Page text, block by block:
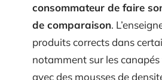
consommateur de faire
de comparaison.
produits corrects dans
notamment sur les
avec des mousses de